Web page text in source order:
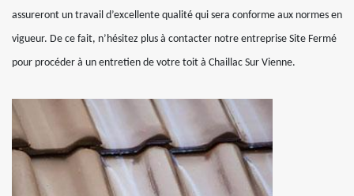
assureront un travail d’excellente qualité qui sera conforme aux normes en
vigueur. De ce fait, n’hésitez plus à contacter notre entreprise Site Fermé
pour procéder à un entretien de votre toit à Chaillac Sur Vienne.